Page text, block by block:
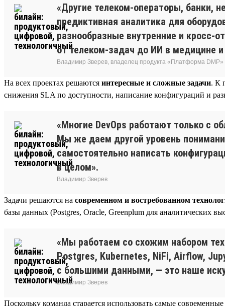
«Другие телеком-операторы, банки,
предиктивная аналитика для
разнообразные внутренние и кросс-
от телеком-задач до ИИ в медицине и
Владимир Зверев, владелец продукта «Платформа DMP»
На всех проектах решаются интересные и сложные задачи. К
снижения SLA по доступности, написание конфигураций и
«Многие DevOps работают только с
Мы же даем другой уровень
самостоятельно написать
в целом».
Владимир Зверев
Задачи решаются на современном и востребованном
базы данных (Postgres, Oracle, Greenplum для аналитических
«Мы работаем со схожим набором
Postgres, Kubernetes, NiFi, Airflow,
с большими данными, — это наше
Владимир Зверев
Поскольку команда старается использовать самые